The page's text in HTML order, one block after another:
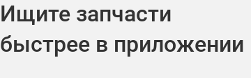
Ищите запчасти
быстрее в приложении